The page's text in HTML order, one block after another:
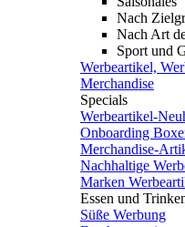
Nach
Nach Art
Sport und
Werbeartikel,
Merchandise
Specials
Werbeartikel-
Onboarding
Merchandise-
Nachhaltige
Marken
Essen und
Süße Werbung